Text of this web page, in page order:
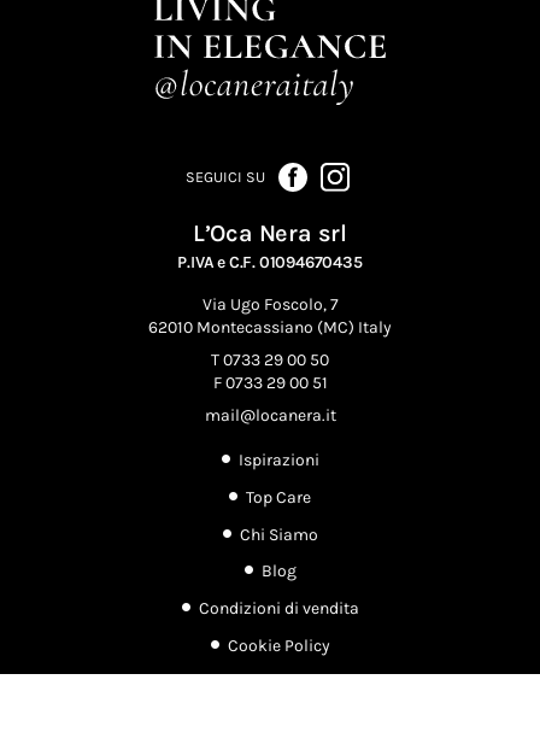
SEGUICI SU
L’Oca Nera srl
P.IVA e C.F. 01094670435
Via Ugo Foscolo, 7
62010 Montecassiano (MC) Italy
T 0733 29 00 50
F 0733 29 00 51
mail@locanera.it
Ispirazioni
Top Care
Chi Siamo
Blog
Condizioni di vendita
Cookie Policy